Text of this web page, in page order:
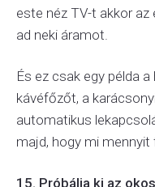
este néz TV-t akkor
ad neki áramot.
És ez csak egy példa
kávéfőzőt, a
automatikus
majd, hogy mi mennyit
15. Próbálja ki az